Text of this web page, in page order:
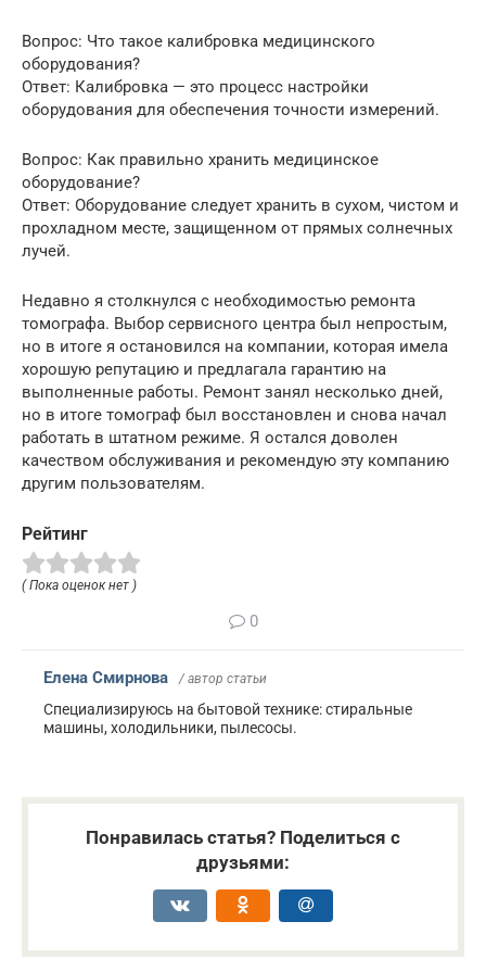
Вопрос: Что такое калибровка медицинского
оборудования?
Ответ: Калибровка — это процесс настройки
оборудования для обеспечения точности измерений.
Вопрос: Как правильно хранить медицинское
оборудование?
Ответ: Оборудование следует хранить в сухом, чистом и
прохладном месте, защищенном от прямых солнечных
лучей.
Недавно я столкнулся с необходимостью ремонта
томографа. Выбор сервисного центра был непростым,
но в итоге я остановился на компании, которая имела
хорошую репутацию и предлагала гарантию на
выполненные работы. Ремонт занял несколько дней,
но в итоге томограф был восстановлен и снова начал
работать в штатном режиме. Я остался доволен
качеством обслуживания и рекомендую эту компанию
другим пользователям.
Рейтинг
( Пока оценок нет )
0
Елена Смирнова / автор статьи
Специализируюсь на бытовой технике: стиральные
машины, холодильники, пылесосы.
Понравилась статья? Поделиться с
друзьями: